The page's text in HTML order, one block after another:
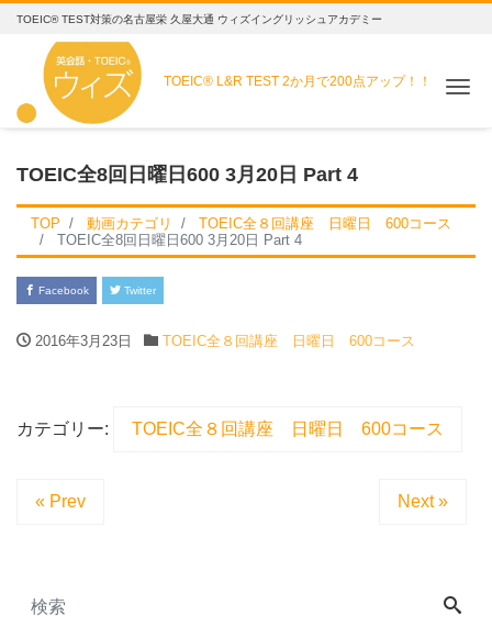
TOEIC® TEST対策の名古屋栄 久屋大通 ウィズイングリッシュアカデミー
TOEIC® L&R TEST2か月で200点アップ！！
TOEIC全8回日曜日600 3月20日 Part 4
TOP 動画カテゴリ
TOEIC全８回講座 日曜日 600コース
TOEIC全8回日曜日600 3月20日 Part 4
Facebook Twitter
2016年3月23日 TOEIC全８回講座 日曜日 600コース
カテゴリー: TOEIC全８回講座 日曜日 600コース
« Prev Next »